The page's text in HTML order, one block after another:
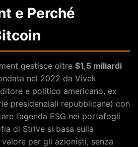
e Perché
gestisce oltre $1,5 miliardi
nel 2022 da Vivek
e politico americano, ex
presidenziali repubblicane) con
l’agenda ESG nei portafogli
di Strive si basa sulla
per gli azionisti, senza